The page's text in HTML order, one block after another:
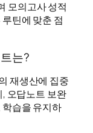
모의고사 성적
틴에 맞춘 점
는?
재생산에 집중
오답노트 보완
습을 유지하